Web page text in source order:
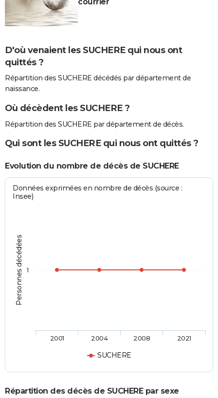
D'où venaient les SUCHERE qui nous ont
quittés ?
Répartition des SUCHERE décédés par département de
naissance.
Où décèdent les SUCHERE ?
Répartition des SUCHERE par département de décès.
Qui sont les SUCHERE qui nous ont quittés ?
Evolution du nombre de décès de SUCHERE
Personnes décédées
Données exprimées en nombre de décès (source :
Insee)
SUCHERE
2001 2004 2008 2021
1
Répartition des décès de SUCHERE par sexe